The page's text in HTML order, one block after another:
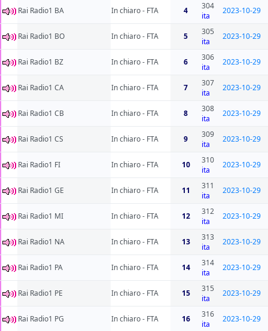
Rai Radio1 BA In chiaro - FTA 4
304
ita
2023-10-29
Rai Radio1 BO In chiaro - FTA 5
305
ita
2023-10-29
Rai Radio1 BZ In chiaro - FTA 6
306
ita
2023-10-29
Rai Radio1 CA In chiaro - FTA 7
307
ita
2023-10-29
Rai Radio1 CB In chiaro - FTA 8
308
ita
2023-10-29
Rai Radio1 CS In chiaro - FTA 9
309
ita
2023-10-29
Rai Radio1 FI In chiaro - FTA 10
310
ita
2023-10-29
Rai Radio1 GE In chiaro - FTA 11
311
ita
2023-10-29
Rai Radio1 MI In chiaro - FTA 12
312
ita
2023-10-29
Rai Radio1 NA In chiaro - FTA 13
313
ita
2023-10-29
Rai Radio1 PA In chiaro - FTA 14
314
ita
2023-10-29
Rai Radio1 PE In chiaro - FTA 15
315
ita
2023-10-29
Rai Radio1 PG In chiaro - FTA 16
316
ita
2023-10-29